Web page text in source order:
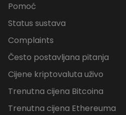
Pomoć
Status sustava
Complaints
Često postavljana pitanja
Cijene kriptovaluta uživo
Trenutna cijena Bitcoina
Trenutna cijena Ethereuma